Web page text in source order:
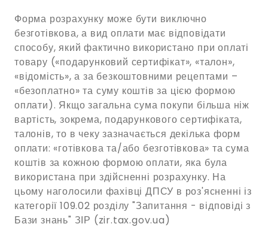
Форма розрахунку може бути виключно
безготівкова, а вид оплати має відповідати
способу, який фактично використано при оплаті
товару («подарунковий сертифікат», «талон»,
«відомість», а за безкоштовними рецептами –
«безоплатно» та суму коштів за цією формою
оплати). Якщо загальна сума покупи більша ніж
вартість, зокрема, подарункового сертифіката,
талонів, то в чеку зазначається декілька форм
оплати: «готівкова та/або безготівкова» та сума
коштів за кожною формою оплати, яка була
використана при здійсненні розрахунку. На
цьому наголосили фахівці ДПСУ в роз'ясненні із
категорії 109.02 розділу "Запитання - відповіді з
Бази знань" ЗІР (zir.tax.gov.ua)